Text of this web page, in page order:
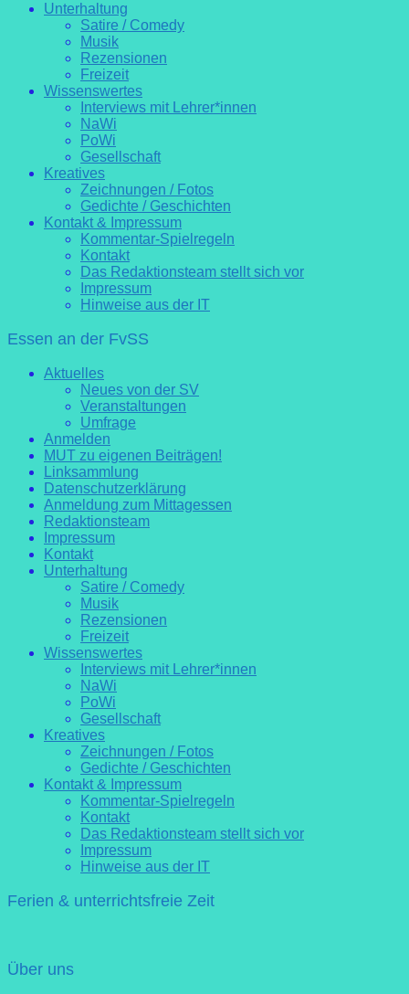
Unterhaltung
Satire / Comedy
Musik
Rezensionen
Freizeit
Wissenswertes
Interviews mit Lehrer*innen
NaWi
PoWi
Gesellschaft
Kreatives
Zeichnungen / Fotos
Gedichte / Geschichten
Kontakt & Impressum
Kommentar-Spielregeln
Kontakt
Das Redaktionsteam stellt sich vor
Impressum
Hinweise aus der IT
Essen an der FvSS
Aktuelles
Neues von der SV
Veranstaltungen
Umfrage
Anmelden
MUT zu eigenen Beiträgen!
Linksammlung
Datenschutzerklärung
Anmeldung zum Mittagessen
Redaktionsteam
Impressum
Kontakt
Unterhaltung
Satire / Comedy
Musik
Rezensionen
Freizeit
Wissenswertes
Interviews mit Lehrer*innen
NaWi
PoWi
Gesellschaft
Kreatives
Zeichnungen / Fotos
Gedichte / Geschichten
Kontakt & Impressum
Kommentar-Spielregeln
Kontakt
Das Redaktionsteam stellt sich vor
Impressum
Hinweise aus der IT
Ferien & unterrichtsfreie Zeit
Über uns